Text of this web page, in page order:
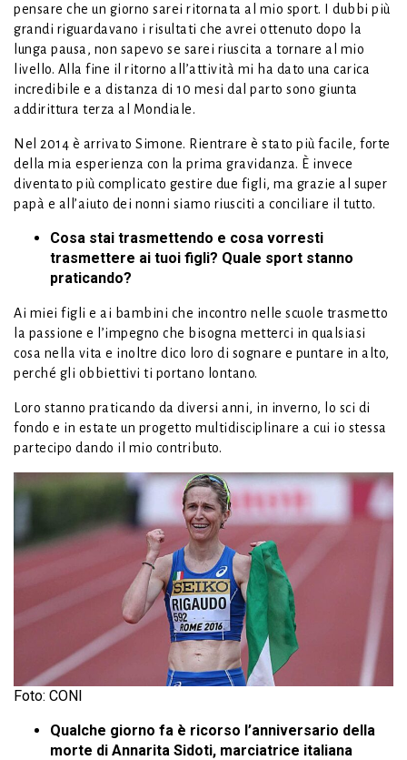
pensare che un giorno sarei ritornata al mio sport. I dubbi più
grandi riguardavano i risultati che avrei ottenuto dopo la
lunga pausa, non sapevo se sarei riuscita a tornare al mio
livello. Alla fine il ritorno all’attività mi ha dato una carica
incredibile e a distanza di 10 mesi dal parto sono giunta
addirittura terza al Mondiale.
Nel 2014 è arrivato Simone. Rientrare è stato più facile, forte
della mia esperienza con la prima gravidanza. È invece
diventato più complicato gestire due figli, ma grazie al super
papà e all’aiuto dei nonni siamo riusciti a conciliare il tutto.
Cosa stai trasmettendo e cosa vorresti
trasmettere ai tuoi figli? Quale sport stanno
praticando?
Ai miei figli e ai bambini che incontro nelle scuole trasmetto
la passione e l’impegno che bisogna metterci in qualsiasi
cosa nella vita e inoltre dico loro di sognare e puntare in alto,
perché gli obbiettivi ti portano lontano.
Loro stanno praticando da diversi anni, in inverno, lo sci di
fondo e in estate un progetto multidisciplinare a cui io stessa
partecipo dando il mio contributo.
Foto: CONI
Qualche giorno fa è ricorso l’anniversario della
morte di Annarita Sidoti, marciatrice italiana